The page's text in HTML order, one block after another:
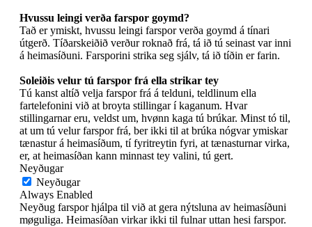
Hvussu leingi verða farspor goymd?
Tað er ymiskt, hvussu leingi farspor verða goymd á tínari
útgerð. Tíðarskeiðið verður roknað frá, tá ið tú seinast var inni
á heimasíðuni. Farsporini strika seg sjálv, tá ið tíðin er farin.
Soleiðis velur tú farspor frá ella strikar tey
Tú kanst altíð velja farspor frá á telduni, teldlinum ella
fartelefonini við at broyta stillingar í kaganum. Hvar
stillingarnar eru, veldst um, hvønn kaga tú brúkar. Minst tó til,
at um tú velur farspor frá, ber ikki til at brúka nógvar ymiskar
tænastur á heimasíðum, tí fyritreytin fyri, at tænasturnar virka,
er, at heimasíðan kann minnast tey valini, tú gert.
Neyðugar
Neyðugar
Always Enabled
Neyðug farspor hjálpa til við at gera nýtsluna av heimasíðuni
møguliga. Heimasíðan virkar ikki til fulnar uttan hesi farspor.